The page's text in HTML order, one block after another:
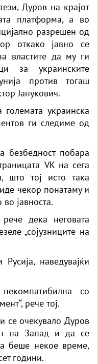
Дуров на крајот
платформа, а во
разрешен од
откако јавно се
властите да му ги
за украинските
против тогаш
Јанукович.
украинска
ги следиме од
безбедност побара
VK на сега
што тој исто така
чекор понатаму и
јавноста.
дека неговата
„сојузниците на
наведувајќи
со
рече тој.
се очекувало Дуров
на Запад и да се
беше некое време,
години.